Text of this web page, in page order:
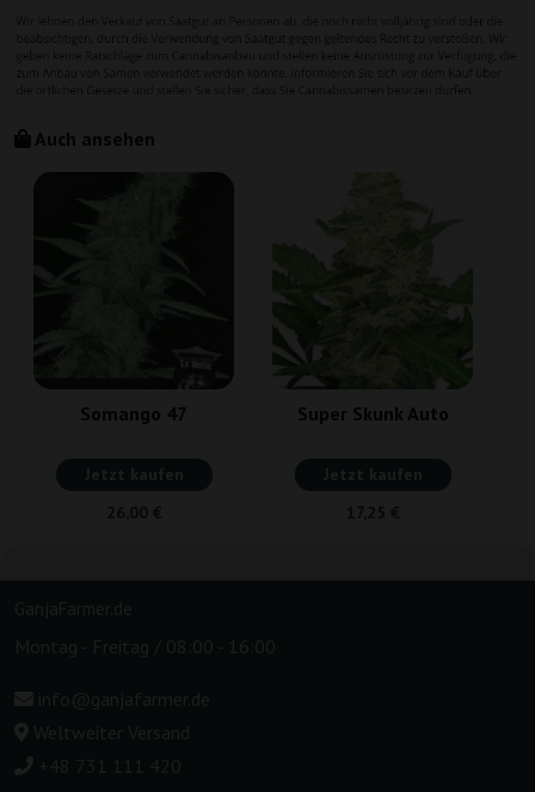
Auch ansehen
Somango 47
Jetzt kaufen
26,00 €
Super Skunk Auto
Jetzt kaufen
17,25 €
GanjaFarmer.de
Montag - Freitag / 08:00 - 16:00
info@ganjafarmer.de
Weltweiter Versand
+48 731 111 420